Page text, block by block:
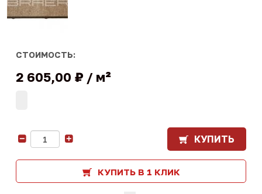
СТОИМОСТЬ:
2 605,00 ₽ м²
КУПИТЬ
КУПИТЬ В 1 КЛИК